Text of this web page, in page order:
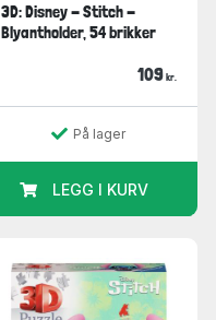
3D: Disney - Stitch -
Blyantholder, 54 brikker
109 kr.
På lager
LEGG I KURV